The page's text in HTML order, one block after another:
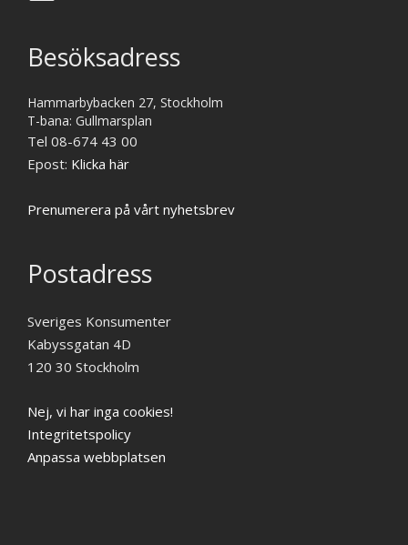
Besöksadress
Hammarbybacken 27, Stockholm
T-bana: Gullmarsplan
Tel 08-674 43 00
Epost: Klicka här
Prenumerera på vårt nyhetsbrev
Postadress
Sveriges Konsumenter
Kabyssgatan 4D
120 30 Stockholm
Nej, vi har inga cookies!
Integritetspolicy
Anpassa webbplatsen